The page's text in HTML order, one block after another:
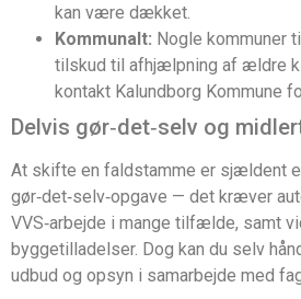
kan være dækket.
Kommunalt: Nogle kommuner
tilskud til afhjælpning af ældre
kontakt Kalundborg Kommune
Delvis gør‑det‑selv og
At skifte en faldstamme er sjældent
gør‑det‑selv‑opgave — det kræver
VVS‑arbejde i mange tilfælde, samt
byggetilladelser. Dog kan du selv
udbud og opsyn i samarbejde med